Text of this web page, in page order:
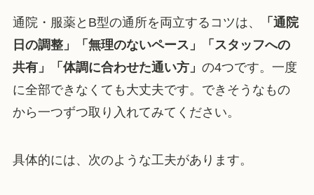
通院・服薬とB型の通所を両立するコツは、
「通院
日の調整」「無理のないペース」「スタッフへの
共有」「体調に合わせた通い方」 の4つです。一度
に全部できなくても大丈夫です。できそうなもの
から一つずつ取り入れてみてください。
具体的には、次のような工夫があります。